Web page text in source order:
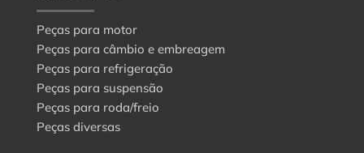
Peças para motor
Peças para câmbio e embreagem
Peças para refrigeração
Peças para suspensão
Peças para roda/freio
Peças diversas